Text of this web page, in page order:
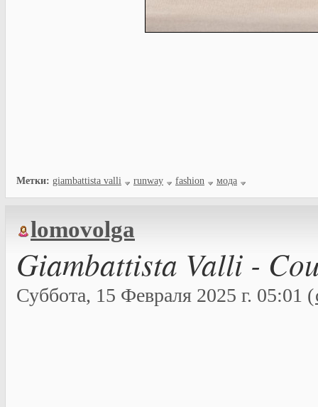
Метки: giambattista valli runway fashion мода
lomovolga
Giambattista Valli -
Суббота, 15 Февраля 2025 г. 05:01 (